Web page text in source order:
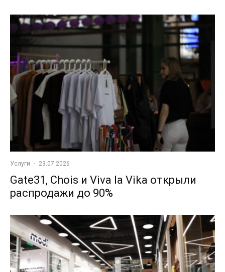
Услуги · 23.07.2026
Gate31, Chois и Viva la Vika открыли
распродажи до 90%